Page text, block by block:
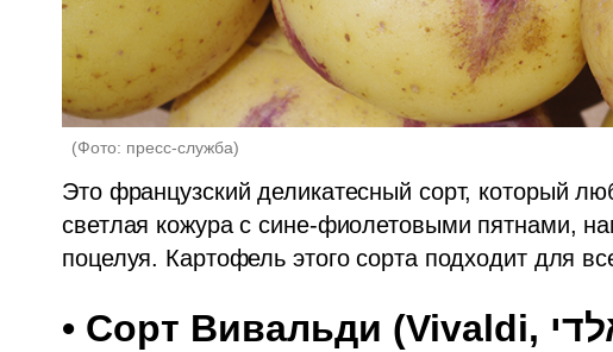
(Фото: пресс-служба)
Это французский деликатесный сорт, который
светлая кожура с сине-фиолетовыми пятнами,
поцелуя. Картофель этого сорта подходит для
• Сорт Вивальди